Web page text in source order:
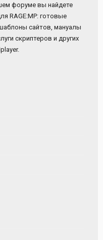
форуме вы найдете
RAGE:MP: готовые
сайтов, мануалы
скриптеров и других